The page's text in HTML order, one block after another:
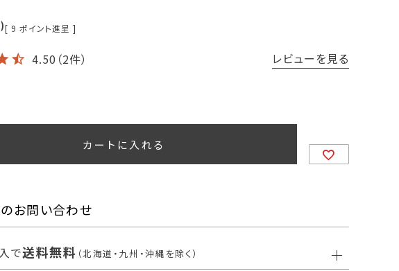
[ 9 ポイント進呈 ]
4.50 （2件） レビューを見る
カートに入れる
お問い合わせ
で送料無料 （北海道・九州・沖縄を除く）